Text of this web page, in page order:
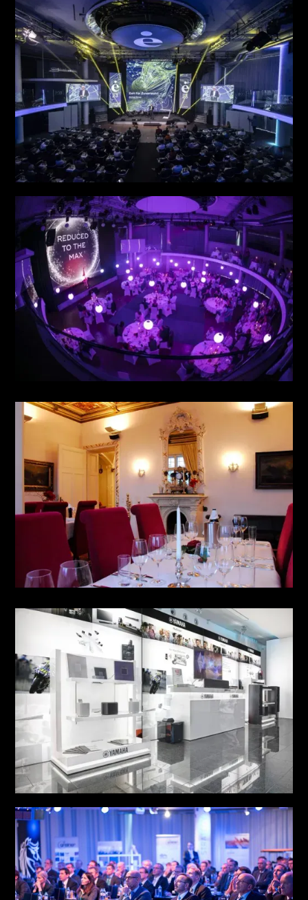
TEAMBUILDING & INCENTIVES
see more
MANAGEMENT MEETING
see more
GALA EVENT
see more
WEIHNACHTSFEIER FÜR
FIRMEN
see more
MESSE & CONVENTION
see more